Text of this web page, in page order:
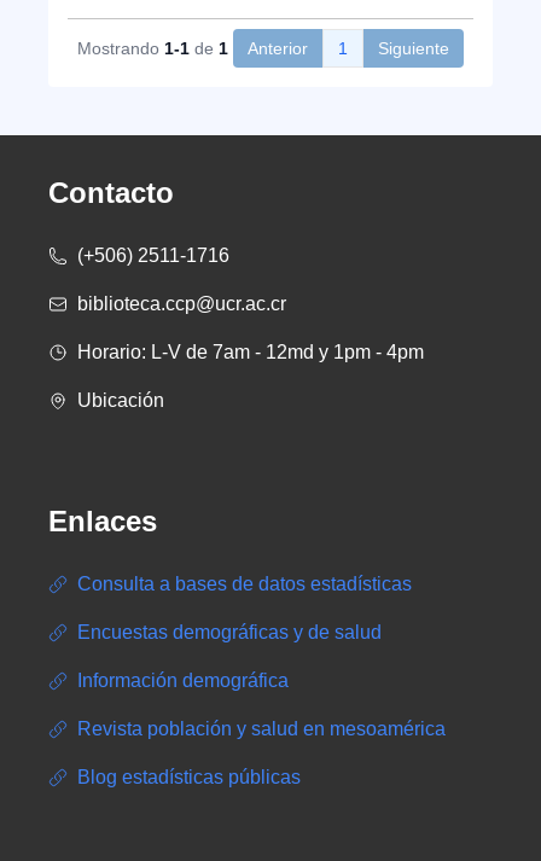
Mostrando 1-1 de 1 Anterior 1 Siguiente
Contacto
(+506) 2511-1716
biblioteca.ccp@ucr.ac.cr
Horario: L-V de 7am - 12md y 1pm - 4pm
Ubicación
Enlaces
Consulta a bases de datos estadísticas
Encuestas demográficas y de salud
Información demográfica
Revista población y salud en mesoamérica
Blog estadísticas públicas